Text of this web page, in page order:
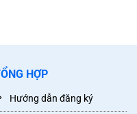
HỢP
Hướng dẫn đăng ký